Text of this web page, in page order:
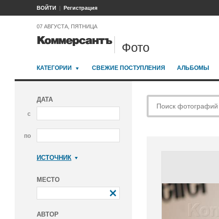
ВОЙТИ Регистрация
07 АВГУСТА, ПЯТНИЦА
Фото
КАТЕГОРИИ СВЕЖИЕ ПОСТУПЛЕНИЯ АЛЬБОМЫ
ДАТА
с
по
ИСТОЧНИК
МЕСТО
АВТОР